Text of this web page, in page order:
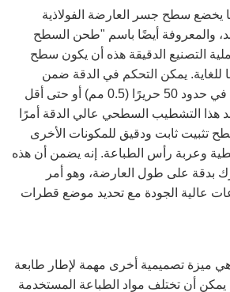
يخضع سطح جسر العارضة الفولاذية
والمعروفة أيضًا باسم "طحن السطح
التصنيع الدقيقة هذه أن يكون سطح
للغاية. يمكن التحكم في الدقة ضمن
تسامح صغير جدًا، عادةً في حدود 50 حريرًا (0.5 مم) أو حتى أقل
هذا التشطيب السطحي عالي الدقة أمرًا
سطح تثبيت ثابت ودقيق للمكونات الأخرى
وعربة رأس الطباعة. إنه يضمن أن هذه
بدقة على طول العارضة، وهو أمر
عالية الجودة مع تحديد موضع قطرات
هي ميزة تصميمية أخرى مهمة لإطار طابعة
يمكن أن تختلف مواد الطباعة المستخدمة